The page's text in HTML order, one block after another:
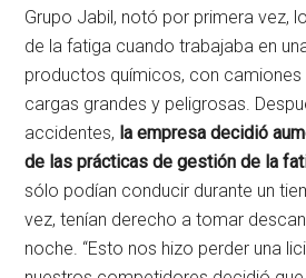
Grupo Jabil, notó por primera vez,
de la fatiga cuando trabajaba en
productos químicos, con camiones
cargas grandes y peligrosas.
accidentes, la empresa decidió
de las prácticas de gestión de la
sólo podían conducir durante un
vez, tenían derecho a tomar
noche. “Esto nos hizo perder una